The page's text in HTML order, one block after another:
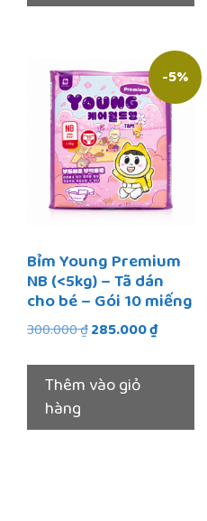
-5%
Bỉm Young Premium
NB (<5kg) – Tã dán
cho bé – Gói 10 miếng
300.000₫Giá
là:
300.000 ₫.
285.000₫Giá
tại
Thêm vào giỏ
hàng